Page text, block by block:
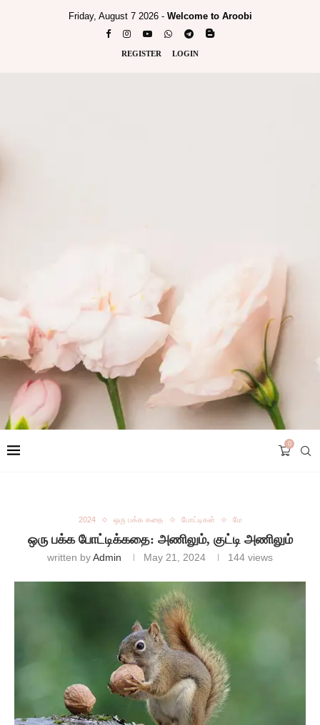
Friday, August 7 2026 - Welcome to Aroobi
REGISTER LOGIN
0
2024 ஒரு பக்க கதை போட்டிகள் மே
ஒரு பக்க போட்டிக்கதை: அணிலும், குட்டி அணிலும்
written byAdmin May 21, 2024 144 views